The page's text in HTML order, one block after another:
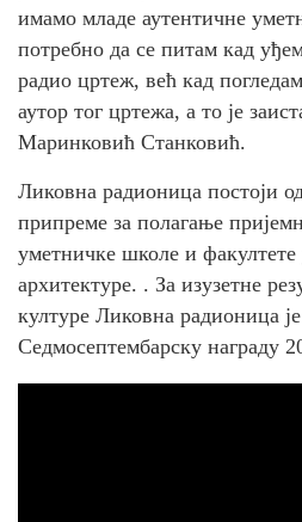
имамо младе аутентичне
потребно да се питам кад
радио цртеж, већ кад
аутор тог цртежа, а то је
Маринковић Станковић.
Ликовна радионица постоји
припреме за полагање
уметничке школе и
архитектуре. . За изузетне
културе Ликовна радионица
Седмосептембарску награду